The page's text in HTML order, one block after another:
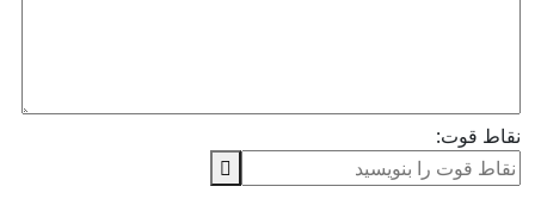
نقاط قوت: